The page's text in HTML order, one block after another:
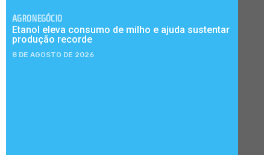
AGRONEGÓCIO
Etanol eleva consumo de milho e ajuda sustentar
produção recorde
8 DE AGOSTO DE 2026